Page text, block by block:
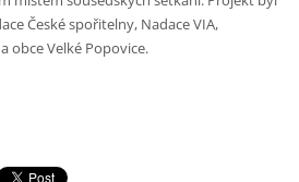
České spořitelny, Nadace VIA,
obce Velké Popovice.